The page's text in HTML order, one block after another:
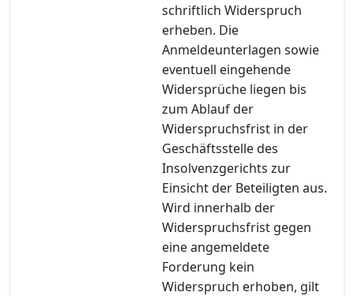
schriftlich Widerspruch
erheben. Die
Anmeldeunterlagen sowie
eventuell eingehende
Widersprüche liegen bis
zum Ablauf der
Widerspruchsfrist in der
Geschäftsstelle des
Insolvenzgerichts zur
Einsicht der Beteiligten aus.
Wird innerhalb der
Widerspruchsfrist gegen
eine angemeldete
Forderung kein
Widerspruch erhoben, gilt